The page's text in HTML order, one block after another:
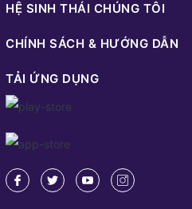
HỆ SINH THÁI CHÚNG TÔI
CHÍNH SÁCH & HƯỚNG DẪN
TẢI ỨNG DỤNG